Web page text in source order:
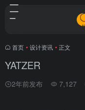
首页 • 设计资讯 • 正文
YATZER
2年前发布 7,127